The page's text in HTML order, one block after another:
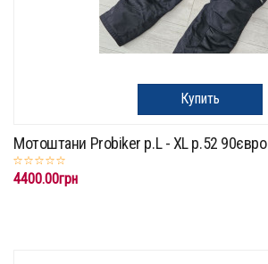
Купить
Мотоштани Probiker p.L - XL p.52 90євро
4400.00грн